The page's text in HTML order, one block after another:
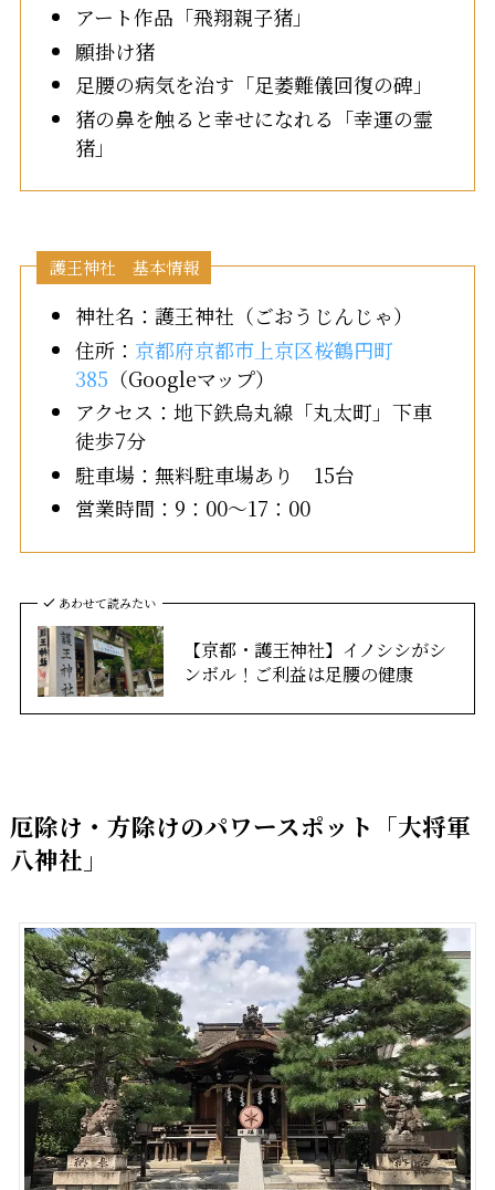
アート作品「飛翔親子猪」
願掛け猪
足腰の病気を治す「足萎難儀回復の碑」
猪の鼻を触ると幸せになれる「幸運の霊
猪」
護王神社 基本情報
神社名：護王神社（ごおうじんじゃ）
住所： 京都府京都市上京区桜鶴円町
385 （Googleマップ）
アクセス：地下鉄烏丸線「丸太町」下車
徒歩7分
駐車場：無料駐車場あり 15台
営業時間：9：00～17：00
あわせて読みたい
【京都・護王神社】イノシシがシ
ンボル！ご利益は足腰の健康
厄除け・方除けのパワースポット「大将軍
八神社」